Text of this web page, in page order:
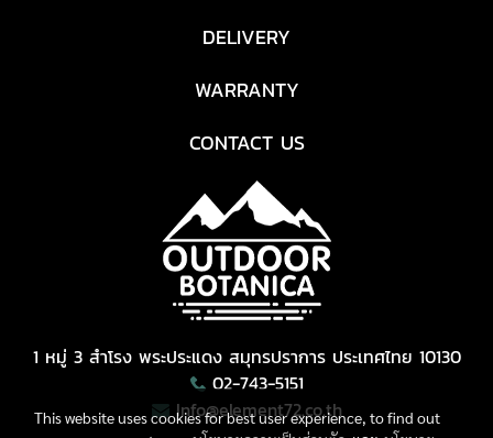
DELIVERY
WARRANTY
CONTACT US
1 หมู่ 3 สำโรง พระประแดง สมุทรปราการ ประเทศไทย 10130
02-743-5151
Info@element72.co.th
This website uses cookies for best user experience, to find out